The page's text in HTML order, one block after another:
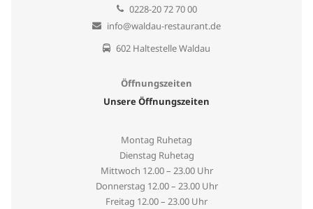
0228-20 72 70 00
info@waldau-restaurant.de
602 Haltestelle Waldau
Öffnungszeiten
Unsere Öffnungszeiten
Montag Ruhetag
Dienstag Ruhetag
Mittwoch 12.00 – 23.00 Uhr
Donnerstag 12.00 – 23.00 Uhr
Freitag 12.00 – 23.00 Uhr